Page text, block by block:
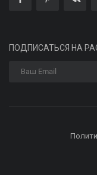
ПОДПИСАТЬСЯ НА